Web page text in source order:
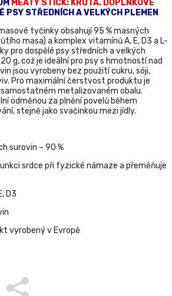
MEATY STICK: KRŮTA. DOPLŇKOVÉ
PSY STŘEDNÍCH A VELKÝCH PLEMEN
tyčinky obsahují 95 % masných
masa) a komplex vitamínů A, E, D3 a L-
pro dospělé psy středních a velkých
g, což je ideální pro psy s hmotností nad
jsou vyrobeny bez použití cukru, sóji,
Pro maximální čerstvost produktu je
metalizovaném obalu.
odměnou za plnění povelů během
stejně jako svačinkou mezi jídly.
surovin – 90 %
srdce při fyzické námaze a přeměňuje
D3
vyrobený v Evropě